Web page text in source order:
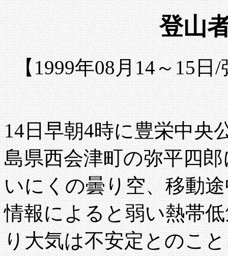
登山
【1999年08月14～15
14日早朝4時に豊栄中央
島県西会津町の弥平四
いにくの曇り空、移動
情報によると弱い熱帯
り大気は不安定とのこ